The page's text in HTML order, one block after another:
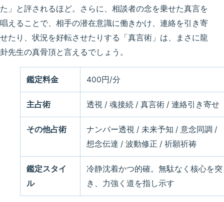
た」と評されるほど。さらに、相談者の念を乗せた真言を
唱えることで、相手の潜在意識に働きかけ、連絡を引き寄
せたり、状況を好転させたりする「真言術」は、まさに龍
卦先生の真骨頂と言えるでしょう。
鑑定料金 400円/分
主占術 透視 / 魂接続 / 真言術 / 連絡引き寄せ
その他占術
ナンバー透視 / 未来予知 / 意念同調 /
想念伝達 / 波動修正 / 祈願祈祷
鑑定スタイ
ル
冷静沈着かつ的確。無駄なく核心を突
き、力強く道を指し示す